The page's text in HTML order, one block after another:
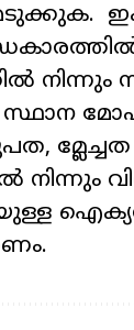
നിന്നും
നിന്നും